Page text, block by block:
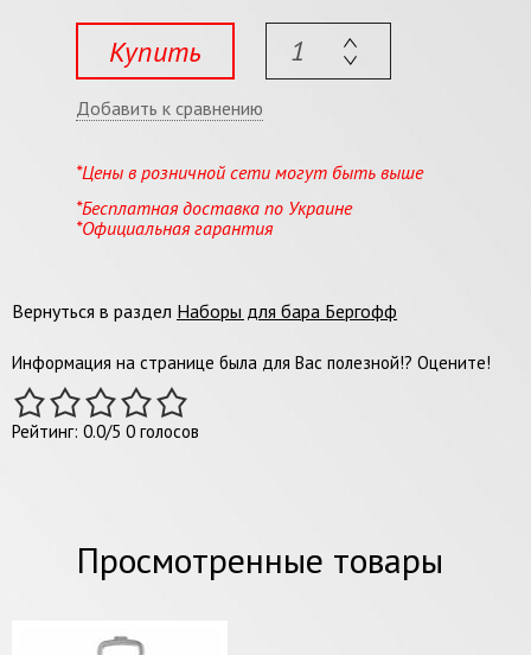
Купить
Добавить к сравнению
*Цены в розничной сети могут быть выше
*Бесплатная доставка по Украине
*Официальная гарантия
Вернуться в раздел Наборы для бара Бергофф
Информация на странице была для Вас полезной!? Оцените!
Рейтинг: 0.0/5 0 голосов
Просмотренные товары